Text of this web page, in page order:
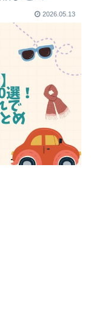
2026.05.13